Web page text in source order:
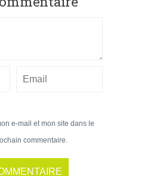
e-mail et mon site dans le
commentaire.